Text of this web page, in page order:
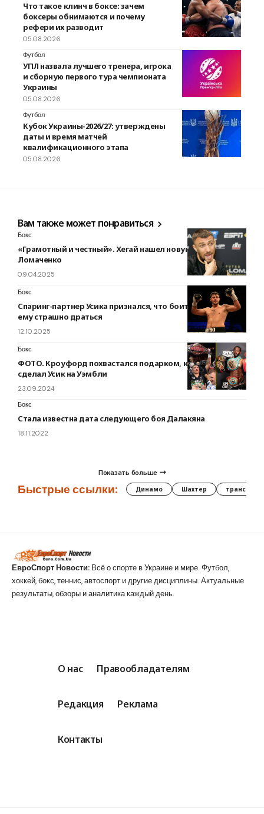
Что такое клинч в боксе: зачем
боксеры обнимаются и почему
рефери их разводит
05.08.2026
Футбол
УПЛ назвала лучшего тренера, игрока
и сборную первого тура чемпионата
Украины
05.08.2026
Футбол
Кубок Украины-2026/27: утверждены
даты и время матчей
квалификационного этапа
05.08.2026
Вам также может понравиться
Бокс
«Грамотный и честный». Хегай нашел новую работу для
Ломаченко
09.04.2025
Бокс
Спаринг-партнер Усика признался, что боится боксера и
ему страшно драться
12.10.2025
Бокс
ФОТО. Кроуфорд похвастался подарком, который ему
сделал Усик на Уэмбли
23.09.2024
Бокс
Стала известна дата следующего боя Далакяна
18.11.2022
Показать больше
Быстрые ссылки: Динамо Шахтер трансферы
ЕвроСпорт Новости: Всё о спорте в Украине и мире. Футбол,
хоккей, бокс, теннис, автоспорт и другие дисциплины. Актуальные
результаты, обзоры и аналитика каждый день.
О нас Правообладателям
Редакция Реклама
Контакты